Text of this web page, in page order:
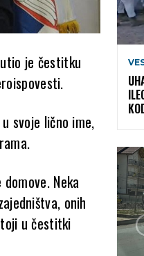
je čestitku
svoje lično ime,
Neka
onih
u čestitki